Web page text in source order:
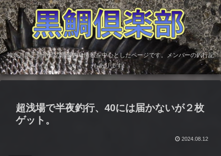
神奈川県三浦半島の黒鯛釣り情報を中心としたページです。メンバーの釣行記
もあります。
超浅場で半夜釣行、40には届かないが２枚
ゲット。
2024.08.12